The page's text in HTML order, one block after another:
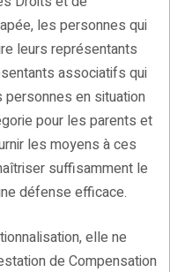
les personnes qui
leurs représentants
associatifs qui
en situation
pour les parents et
les moyens à ces
suffisamment le
défense efficace.
elle ne
de Compensation